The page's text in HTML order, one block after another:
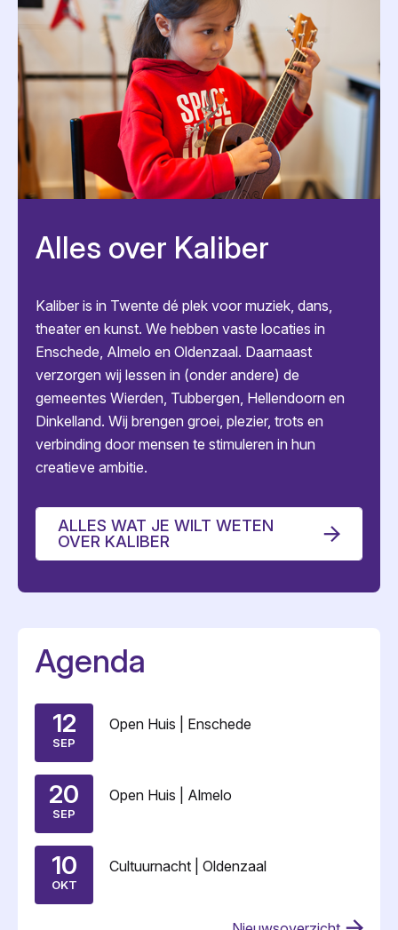
Alles over Kaliber
Kaliber is in Twente dé plek voor muziek, dans,
theater en kunst. We hebben vaste locaties in
Enschede, Almelo en Oldenzaal. Daarnaast
verzorgen wij lessen in (onder andere) de
gemeentes Wierden, Tubbergen, Hellendoorn en
Dinkelland. Wij brengen groei, plezier, trots en
verbinding door mensen te stimuleren in hun
creatieve ambitie.
ALLES WAT JE WILT WETEN
OVER KALIBER
Agenda
12
SEP
Open Huis | Enschede
20
SEP
Open Huis | Almelo
10
OKT
Cultuurnacht | Oldenzaal